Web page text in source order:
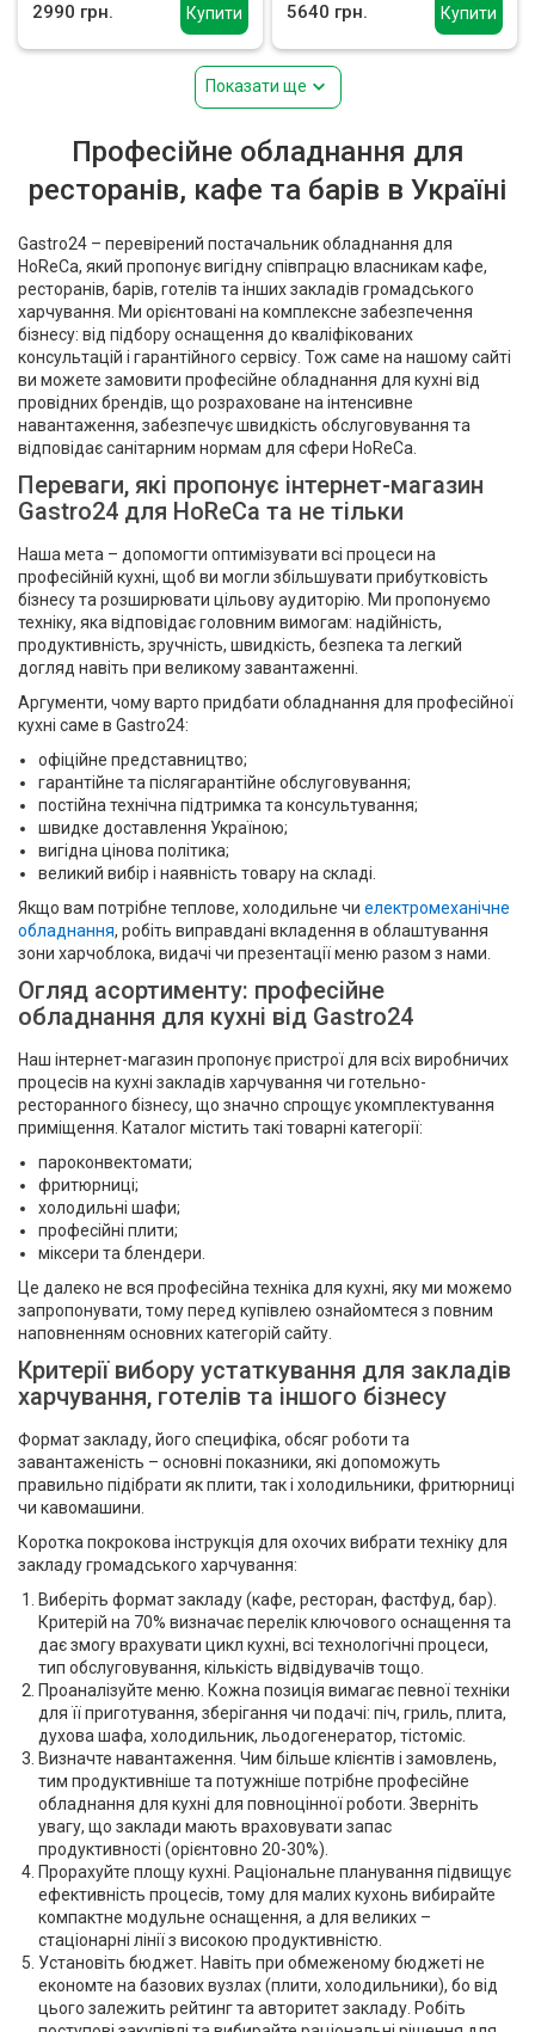
Купити
2990 грн. Купити
5640 грн.
Показати ще
Професійне обладнання для
ресторанів, кафе та барів в Україні
Gastro24 – перевірений постачальник обладнання для
HoReCa, який пропонує вигідну співпрацю власникам кафе,
ресторанів, барів, готелів та інших закладів громадського
харчування. Ми орієнтовані на комплексне забезпечення
бізнесу: від підбору оснащення до кваліфікованих
консультацій і гарантійного сервісу. Тож саме на нашому сайті
ви можете замовити професійне обладнання для кухні від
провідних брендів, що розраховане на інтенсивне
навантаження, забезпечує швидкість обслуговування та
відповідає санітарним нормам для сфери HoReCa.
Переваги, які пропонує інтернет-магазин
Gastro24 для HoReCa та не тільки
Наша мета – допомогти оптимізувати всі процеси на
професійній кухні, щоб ви могли збільшувати прибутковість
бізнесу та розширювати цільову аудиторію. Ми пропонуємо
техніку, яка відповідає головним вимогам: надійність,
продуктивність, зручність, швидкість, безпека та легкий
догляд навіть при великому завантаженні.
Аргументи, чому варто придбати обладнання для професійної
кухні саме в Gastro24:
офіційне представництво;
гарантійне та післягарантійне обслуговування;
постійна технічна підтримка та консультування;
швидке доставлення Україною;
вигідна цінова політика;
великий вибір і наявність товару на складі.
Якщо вам потрібне теплове, холодильне чи електромеханічне
обладнання, робіть виправдані вкладення в облаштування
зони харчоблока, видачі чи презентації меню разом з нами.
Огляд асортименту: професійне
обладнання для кухні від Gastro24
Наш інтернет-магазин пропонує пристрої для всіх виробничих
процесів на кухні закладів харчування чи готельно-
ресторанного бізнесу, що значно спрощує укомплектування
приміщення. Каталог містить такі товарні категорії:
пароконвектомати;
фритюрниці;
холодильні шафи;
професійні плити;
міксери та блендери.
Це далеко не вся професійна техніка для кухні, яку ми можемо
запропонувати, тому перед купівлею ознайомтеся з повним
наповненням основних категорій сайту.
Критерії вибору устаткування для закладів
харчування, готелів та іншого бізнесу
Формат закладу, його специфіка, обсяг роботи та
завантаженість – основні показники, які допоможуть
правильно підібрати як плити, так і холодильники, фритюрниці
чи кавомашини.
Коротка покрокова інструкція для охочих вибрати техніку для
закладу громадського харчування:
Виберіть формат закладу (кафе, ресторан, фастфуд, бар).
Критерій на 70% визначає перелік ключового оснащення та
дає змогу врахувати цикл кухні, всі технологічні процеси,
тип обслуговування, кількість відвідувачів тощо.
Проаналізуйте меню. Кожна позиція вимагає певної техніки
для її приготування, зберігання чи подачі: піч, гриль, плита,
духова шафа, холодильник, льодогенератор, тістоміс.
Визначте навантаження. Чим більше клієнтів і замовлень,
тим продуктивніше та потужніше потрібне професійне
обладнання для кухні для повноцінної роботи. Зверніть
увагу, що заклади мають враховувати запас
продуктивності (орієнтовно 20-30%).
Прорахуйте площу кухні. Раціональне планування підвищує
ефективність процесів, тому для малих кухонь вибирайте
компактне модульне оснащення, а для великих –
стаціонарні лінії з високою продуктивністю.
Установіть бюджет. Навіть при обмеженому бюджеті не
економте на базових вузлах (плити, холодильники), бо від
цього залежить рейтинг та авторитет закладу. Робіть